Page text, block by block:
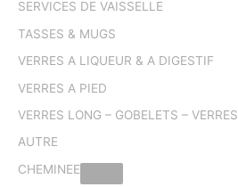
SERVICES DE VAISSELLE
TASSES & MUGS
VERRES A LIQUEUR & A DIGESTIF
VERRES A PIED
VERRES LONG – GOBELETS –
AUTRE
CHEMINEE